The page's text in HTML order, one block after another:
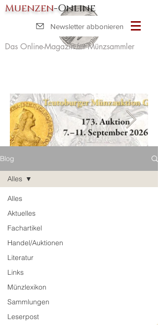
Muenzen-Online
Das Online-Magazin für Münzsammler
Newsletter abbonieren
Blog
Alles
Aktuelles
Fachartikel
Handel/Auktionen
Literatur
Links
Münzlexikon
Sammlungen
Leserpost
Alles